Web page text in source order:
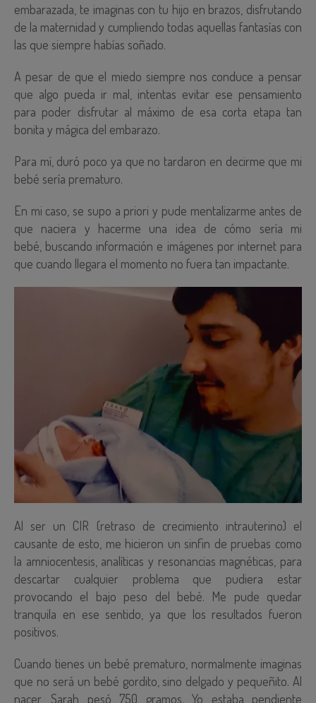
embarazada, te imaginas con tu hijo en brazos, disfrutando
de la maternidad y cumpliendo todas aquellas fantasías con
las que siempre habías soñado.
A pesar de que el miedo siempre nos conduce a pensar
que algo pueda ir mal, intentas evitar ese pensamiento
para poder disfrutar al máximo de esa corta etapa tan
bonita y mágica del embarazo.
Para mí, duró poco ya que no tardaron en decirme que mi
bebé sería prematuro.
En mi caso, se supo a priori y pude mentalizarme antes de
que naciera y hacerme una idea de cómo sería mi
bebé, buscando información e imágenes por internet para
que cuando llegara el momento no fuera tan impactante.
Al ser un CIR (retraso de crecimiento intrauterino) el
causante de esto, me hicieron un sinfin de pruebas como
la amniocentesis, analíticas y resonancias magnéticas, para
descartar cualquier problema que pudiera estar
provocando el bajo peso del bebé. Me pude quedar
tranquila en ese sentido, ya que los resultados fueron
positivos.
Cuando tienes un bebé prematuro, normalmente imaginas
que no será un bebé gordito, sino delgado y pequeñito. Al
nacer, Sarah pesó 750 gramos. Yo estaba pendiente